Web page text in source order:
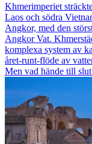
Khmerimperiet
Laos och södra
Angkor, med den
Angkor Vat.
komplexa system av
året-runt-flöde av
Men vad hände till